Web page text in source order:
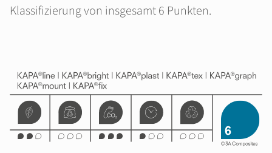
Klassifizierung von insgesamt 6 Punkten.